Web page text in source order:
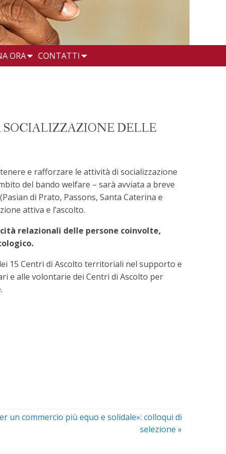
ORA CONTATTI
SOCIALIZZAZIONE DELLE
e rafforzare le attività di socializzazione
del bando welfare – sarà avviata a breve
(Pasian di Prato, Passons, Santa Caterina e
attiva e l’ascolto.
relazionali delle persone coinvolte,
15 Centri di Ascolto territoriali nel supporto e
e alle volontarie dei Centri di Ascolto per
un commercio più equo e solidale»: colloqui di
selezione »